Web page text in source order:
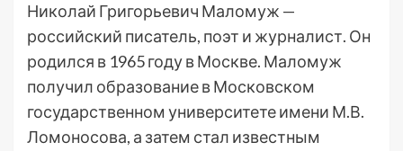
Николай Григорьевич Маломуж —
российский писатель, поэт и журналист. Он
родился в 1965 году в Москве. Маломуж
получил образование в Московском
государственном университете имени М.В.
Ломоносова, а затем стал известным